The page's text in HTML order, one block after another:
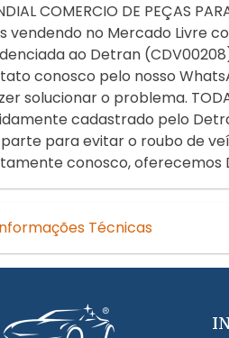
COMERCIO DE PEÇAS
vendendo no Mercado Livre
ao Detran
conosco pelo nosso
solucionar o problema. TODA
cadastrado pelo
para evitar o roubo de
conosco, oferecemos
Técnicas